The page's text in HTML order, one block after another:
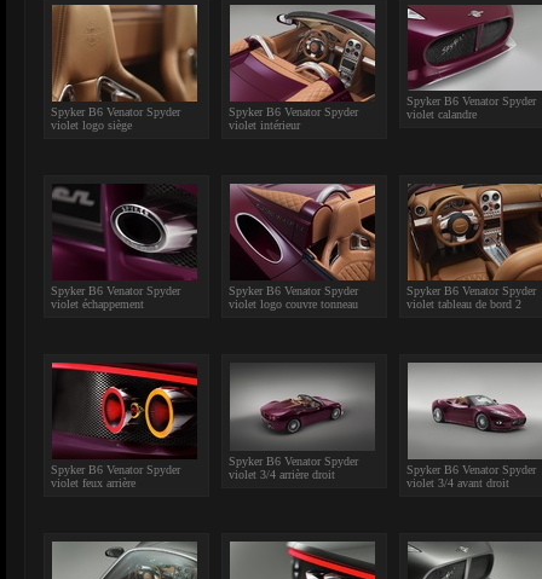
Spyker B6 Venator Spyder
violet logo siège
Spyker B6 Venator Spyder
violet intérieur
Spyker B6 Venator Spyder
violet calandre
Spyker B6 Venator Spyder
violet échappement
Spyker B6 Venator Spyder
violet logo couvre tonneau
Spyker B6 Venator Spyder
violet tableau de bord 2
Spyker B6 Venator Spyder
violet feux arrière
Spyker B6 Venator Spyder
violet 3/4 arrière droit
Spyker B6 Venator Spyder
violet 3/4 avant droit